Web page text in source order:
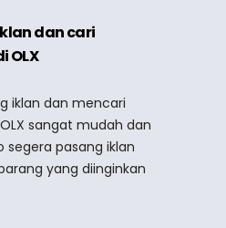
dan cari
OLX
iklan dan mencari
sangat mudah dan
segera pasang iklan
yang diinginkan